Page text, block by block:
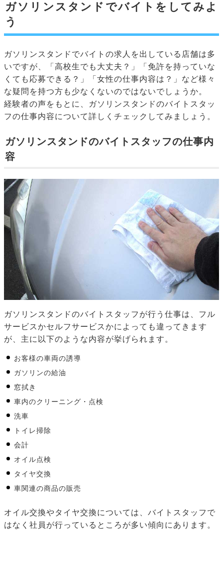
ガソリンスタンドでバイトをしてみよ
う
ガソリンスタンドでバイトの求人を出している店舗は多
いですが、「高校生でも大丈夫？」「免許を持っていな
くても応募できる？」「女性の仕事内容は？」など様々
な疑問を持つ方も少なくないのではないでしょうか。
経験者の声をもとに、ガソリンスタンドのバイトスタッ
フの仕事内容について詳しくチェックしてみましょう。
ガソリンスタンドのバイトスタッフの仕事内
容
ガソリンスタンドのバイトスタッフが行う仕事は、フル
サービスかセルフサービスかによっても違ってきます
が、主に以下のような内容が挙げられます。
お客様の車両の誘導
ガソリンの給油
窓拭き
車内のクリーニング・点検
洗車
トイレ掃除
会計
オイル点検
タイヤ交換
車関連の商品の販売
オイル交換やタイヤ交換については、バイトスタッフで
はなく社員が行っているところが多い傾向にあります。